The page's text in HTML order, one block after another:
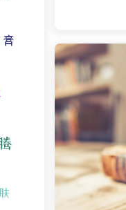
因网络
裂，最
停止更
等领
片，反
生赛道